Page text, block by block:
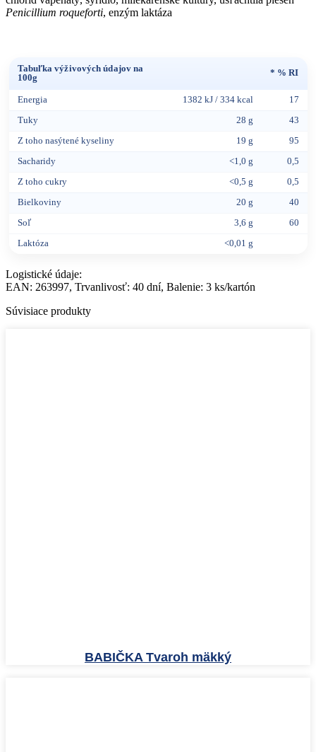
Penicillium roqueforti, enzým laktáza
Tabuľka výživových údajov na
100g
* % RI
Energia 1382 kJ / 334 kcal 17
Tuky 28 g 43
Z toho nasýtené kyseliny 19 g 95
Sacharidy <1,0 g 0,5
Z toho cukry <0,5 g 0,5
Bielkoviny 20 g 40
Soľ 3,6 g 60
Laktóza <0,01 g
Logistické údaje:
EAN: 263997, Trvanlivosť: 40 dní, Balenie: 3 ks/kartón
Súvisiace produkty
BABIČKA Tvaroh mäkký